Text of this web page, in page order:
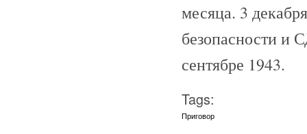
месяца. 3
безопасности и
сентябре 1943.
Tags:
Приговор